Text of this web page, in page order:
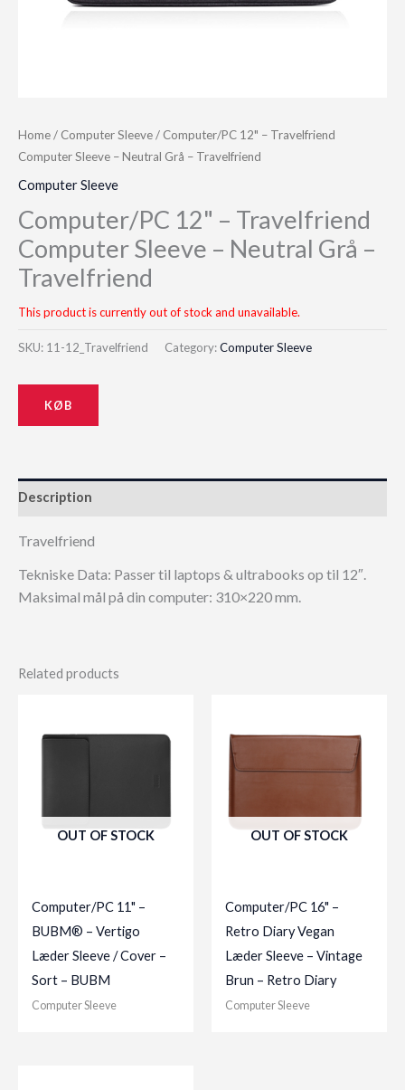
Home/ Computer Sleeve/ Computer/PC 12" – Travelfriend
Computer Sleeve – Neutral Grå – Travelfriend
Computer Sleeve
Computer/PC 12" – Travelfriend
Computer Sleeve – Neutral Grå –
Travelfriend
This product is currently out of stock and unavailable.
SKU: 11-12_Travelfriend Category:Computer Sleeve
KØB
Description
Travelfriend
Tekniske Data: Passer til laptops & ultrabooks op til 12″.
Maksimal mål på din computer: 310×220 mm.
Related products
OUT OF STOCK
Computer/PC 11" –
BUBM® – Vertigo
Læder Sleeve / Cover –
Sort – BUBM
Computer Sleeve
OUT OF STOCK
Computer/PC 16" –
Retro Diary Vegan
Læder Sleeve – Vintage
Brun – Retro Diary
Computer Sleeve